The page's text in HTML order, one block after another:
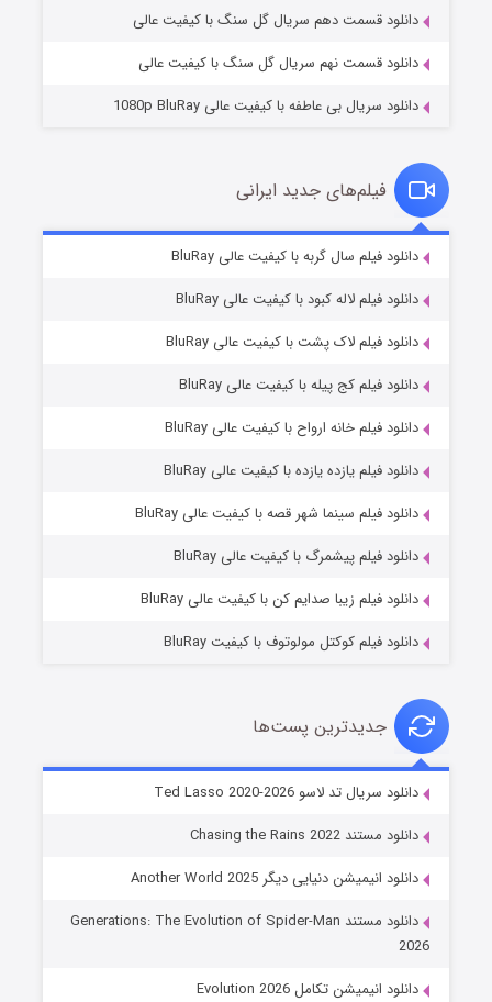
قسمت۷ (زیرنویس) منتشر شد
خاندان اژدها فصل ۳
دانلود قسمت دهم سریال گل سنگ با کیفیت عالی
دانلود قسمت نهم سریال گل سنگ با کیفیت عالی
دانلود سریال بی عاطفه با کیفیت عالی 1080p BluRay
فیلم‌های جدید ایرانی
دانلود فیلم سال گربه با کیفیت عالی BluRay
دانلود فیلم لاله کبود با کیفیت عالی BluRay
دانلود فیلم لاک پشت با کیفیت عالی BluRay
دانلود فیلم کج‌ پیله با کیفیت عالی BluRay
دانلود فیلم خانه ارواح با کیفیت عالی BluRay
دانلود فیلم یازده یازده با کیفیت عالی BluRay
دانلود فیلم سینما شهر قصه با کیفیت عالی BluRay
دانلود فیلم پیشمرگ با کیفیت عالی BluRay
دانلود فیلم زیبا صدایم کن با کیفیت عالی BluRay
دانلود فیلم کوکتل مولوتوف با کیفیت BluRay
جدیدترین پست‌ها
دانلود سریال تد لاسو Ted Lasso 2020-2026
دانلود مستند Chasing the Rains 2022
دانلود انیمیشن دنیایی دیگر Another World 2025
دانلود مستند Generations: The Evolution of Spider-Man
2026
دانلود انیمیشن تکامل Evolution 2026